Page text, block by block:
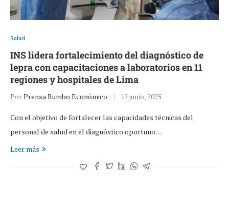
Salud
INS lidera fortalecimiento del diagnóstico de
lepra con capacitaciones a laboratorios en 11
regiones y hospitales de Lima
PorPrensa Rumbo Económico 12 junio, 2025
Con el objetivo de fortalecer las capacidades técnicas del
personal de salud en el diagnóstico oportuno…
Leer más